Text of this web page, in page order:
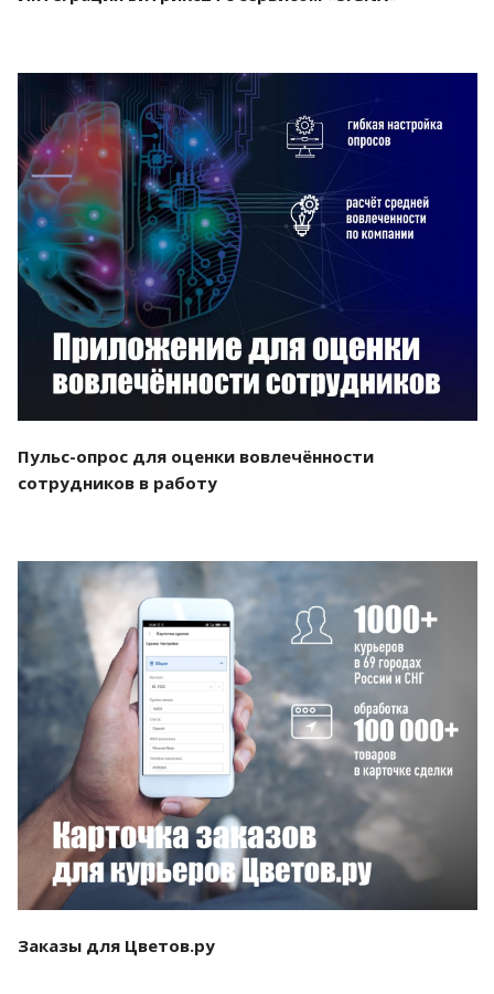
Смотреть проект
Пульс-опрос для оценки вовлечённости
сотрудников в работу
Смотреть проект
Заказы для Цветов.ру